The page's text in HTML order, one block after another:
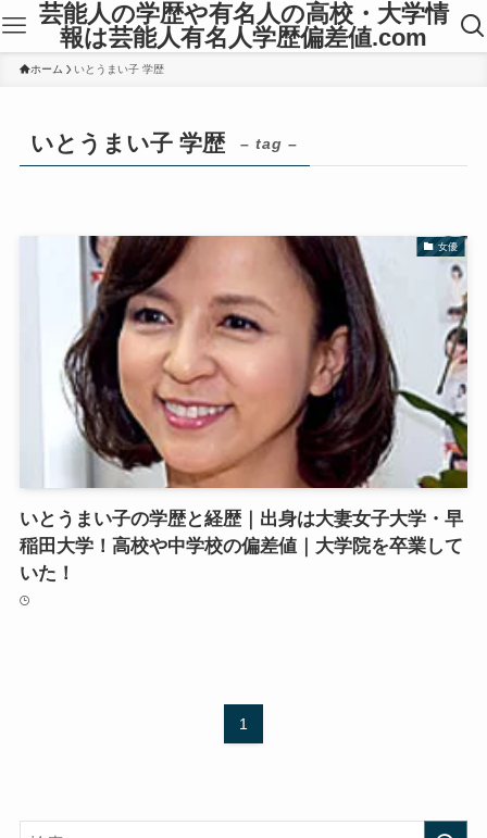
芸能人の学歴や有名人の高校・大学情
報は芸能人有名人学歴偏差値.com
ホーム いとうまい子 学歴
いとうまい子 学歴 – tag –
女優
いとうまい子の学歴と経歴｜出身は大妻女子大学・早
稲田大学！高校や中学校の偏差値｜大学院を卒業して
いた！
1